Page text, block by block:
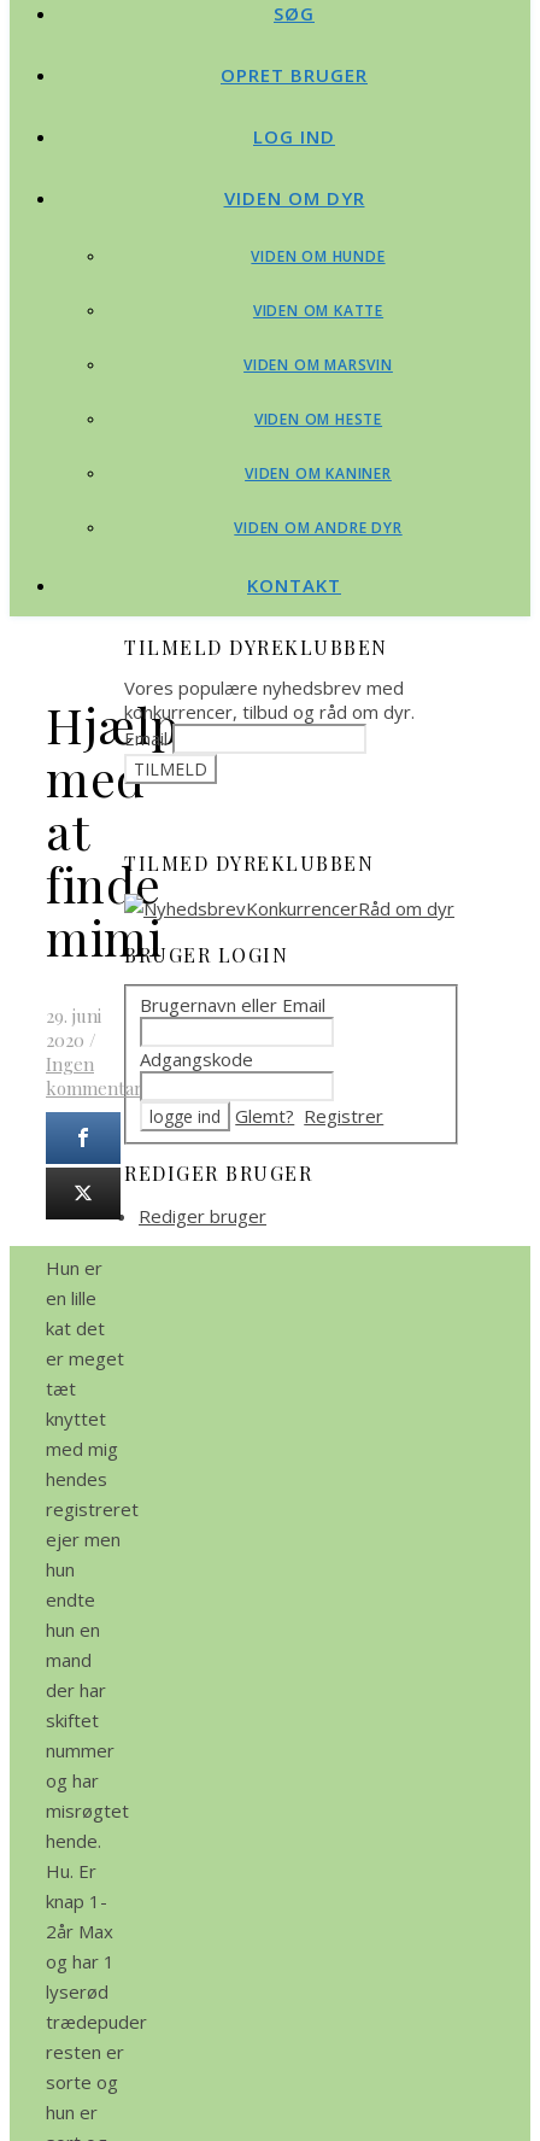
SØG
OPRET BRUGER
LOG IND
VIDEN OM DYR
VIDEN OM HUNDE
VIDEN OM KATTE
VIDEN OM MARSVIN
VIDEN OM HESTE
VIDEN OM KANINER
VIDEN OM ANDRE DYR
KONTAKT
Hjælp
med
at
finde
mimi
29. juni
2020 /
Ingen
kommentarer
Hun er
en lille
kat det
er meget
tæt
knyttet
med mig
hendes
registreret
ejer men
hun
endte
hun en
mand
der har
skiftet
nummer
og har
misrøgtet
hende.
Hu. Er
knap 1-
2år Max
og har 1
lyserød
trædepuder
resten er
sorte og
hun er
TILMELD DYREKLUBBEN
Vores populære nyhedsbrev med
konkurrencer, tilbud og råd om dyr.
Email
TILMED DYREKLUBBEN
BRUGER LOGIN
Brugernavn eller Email
Adgangskode
Glemt? Registrer
REDIGER BRUGER
Rediger bruger